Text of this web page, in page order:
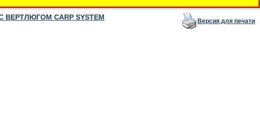
ВЕРТЛЮГОМ CARP SYSTEM Версия для печати